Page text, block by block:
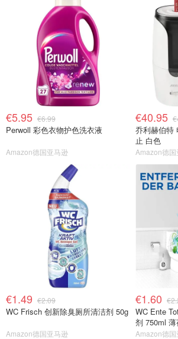
€5.95 €6.99
Perwoll 彩色衣物护色洗衣液
Amazon德国亚马逊
€40.95
乔利赫伯特
止 白色
Amazon德
€1.49 €2.09
WC Frisch 创新除臭厕所清洁剂 50g
Amazon德国亚马逊
€1.60
WC Ente
剂 750ml 薄
Amazon德